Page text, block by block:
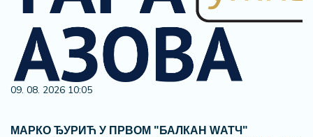
09. 08. 2026 10:05
МАРКО ЂУРИЋ У ПРВОМ "БАЛКАН WАТЧ"